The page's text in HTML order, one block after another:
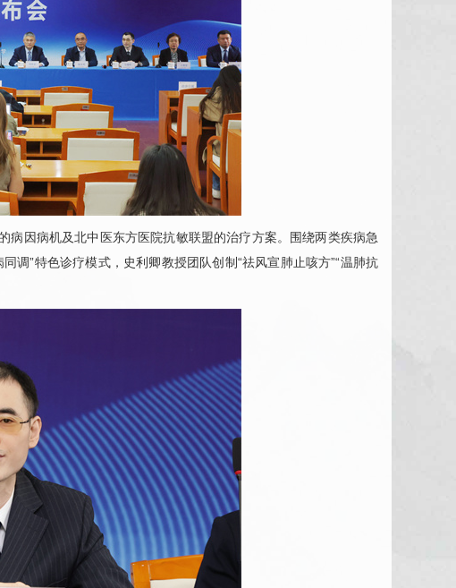
病因病机及北中医东方医院抗敏联盟的治疗方案。围绕两类疾病急
调”特色诊疗模式， 史利卿教授团队创制“祛风宣肺止咳方”“温肺抗